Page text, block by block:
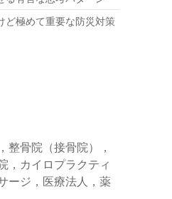
ど極めて重要な防災対策
整骨院（接骨院），
，カイロプラクティ
ージ，医療法人，薬